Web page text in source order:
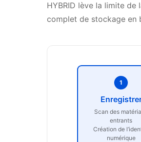
HYBRID lève la limite
complet de stockage en
1
Scan des
entrants
Création de
numérique